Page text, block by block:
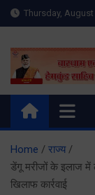
Skip
to
Thursday, August
Meru
News |
meruraibar.com
Home
राज्य
डेंगू मरीजों के इलाज में
खिलाफ कार्रवाई